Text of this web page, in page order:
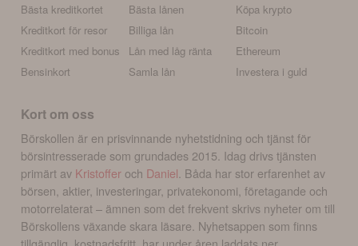
Bästa kreditkortet
Kreditkort för resor
Kreditkort med bonus
Bensinkort
Bästa lånen
Billiga lån
Lån med låg ränta
Samla lån
Köpa krypto
Bitcoin
Ethereum
Investera i guld
Kort om oss
Börskollen är en prisvinnande nyhetstidning och tjänst för
börsintresserade som grundades 2015. Idag drivs tjänsten
primärt av Kristoffer och Daniel . Båda har stor erfarenhet av
börsen, aktier, investeringar, privatekonomi, företagande och
motorrelaterat – ämnen som det frekvent skrivs nyheter om till
Börskollens växande skara läsare. Nyhetsappen som finns